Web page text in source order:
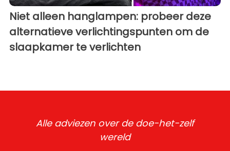
Niet alleen hanglampen: probeer deze
alternatieve verlichtingspunten om de
slaapkamer te verlichten
Alle adviezen over de doe-het-zelf
wereld